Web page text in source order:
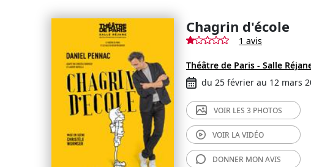
Chagrin d'école
1 avis
Théâtre de Paris - Salle
du 25 février au 12 mars
VOIR LES 3 PHOTOS
VOIR LAVIDÉO
DONNER MON AVIS